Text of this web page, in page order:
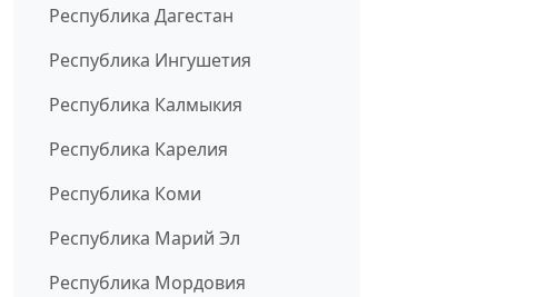
Республика Дагестан
Республика Ингушетия
Республика Калмыкия
Республика Карелия
Республика Коми
Республика Марий Эл
Республика Мордовия